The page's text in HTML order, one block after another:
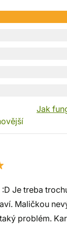
Jak
Je treba
Maličkou
problém.